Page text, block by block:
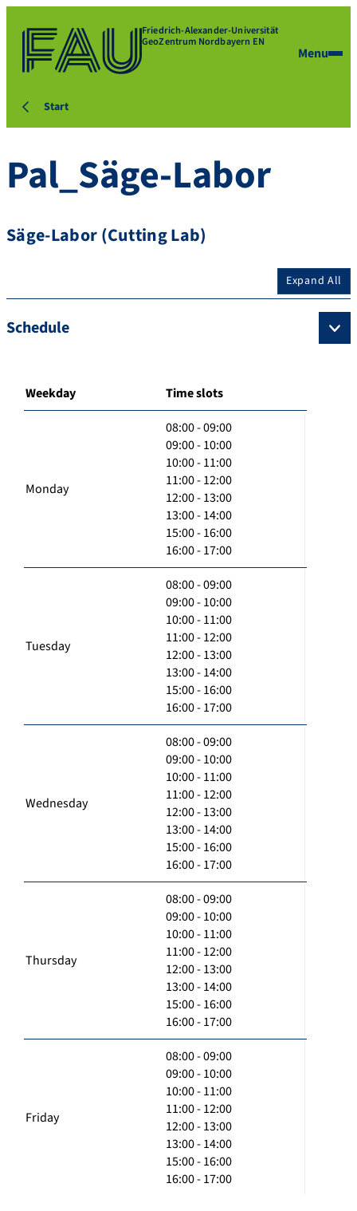
Friedrich-Alexander-Universität
GeoZentrum Nordbayern EN
Menu
Start
Pal_Säge-Labor
Säge-Labor (Cutting Lab)
Expand All
Schedule
Weekday Time slots
Monday
08:00 - 09:00
09:00 - 10:00
10:00 - 11:00
11:00 - 12:00
12:00 - 13:00
13:00 - 14:00
15:00 - 16:00
16:00 - 17:00
Tuesday
08:00 - 09:00
09:00 - 10:00
10:00 - 11:00
11:00 - 12:00
12:00 - 13:00
13:00 - 14:00
15:00 - 16:00
16:00 - 17:00
Wednesday
08:00 - 09:00
09:00 - 10:00
10:00 - 11:00
11:00 - 12:00
12:00 - 13:00
13:00 - 14:00
15:00 - 16:00
16:00 - 17:00
Thursday
08:00 - 09:00
09:00 - 10:00
10:00 - 11:00
11:00 - 12:00
12:00 - 13:00
13:00 - 14:00
15:00 - 16:00
16:00 - 17:00
Friday
08:00 - 09:00
09:00 - 10:00
10:00 - 11:00
11:00 - 12:00
12:00 - 13:00
13:00 - 14:00
15:00 - 16:00
16:00 - 17:00